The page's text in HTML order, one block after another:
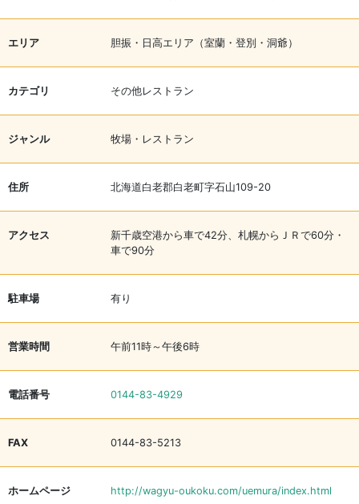
エリア 胆振・日高エリア（室蘭・登別・洞爺）
カテゴリ その他レストラン
ジャンル 牧場・レストラン
住所 北海道白老郡白老町字石山109-20
アクセス
新千歳空港から車で42分、札幌からＪＲで60分・
車で90分
駐車場 有り
営業時間 午前11時～午後6時
電話番号 0144-83-4929
FAX 0144-83-5213
ホームページ http://wagyu-oukoku.com/uemura/index.html